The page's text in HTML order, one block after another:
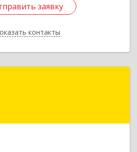
заявку
контакты
заявку
Назад
край, Белореченский р-